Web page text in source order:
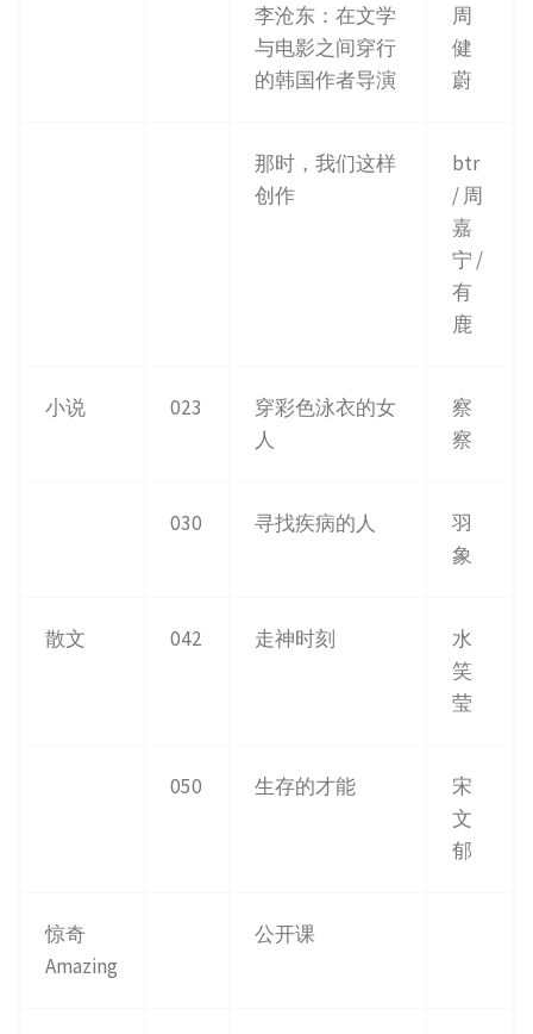
李沧东：在文学
与电影之间穿行
的韩国作者导演
周
健
蔚
那时，我们这样
创作
btr
/ 周
嘉
宁 /
有
鹿
小说 023
穿彩色泳衣的女
人
察
察
030 寻找疾病的人
羽
象
散文 042 走神时刻
水
笑
莹
050 生存的才能
宋
文
郁
惊奇
Amazing
公开课